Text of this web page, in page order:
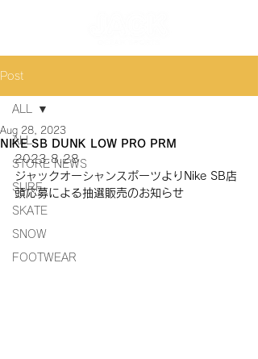
Post
ALL
STORE NEWS
SURF
SKATE
SNOW
FOOTWEAR
ALL
NIKE SB DUNK LOW PRO PRM
Aug 28, 2023
2023.8.28
ジャックオーシャンスポーツよりNike SB店
頭応募による抽選販売のお知らせ